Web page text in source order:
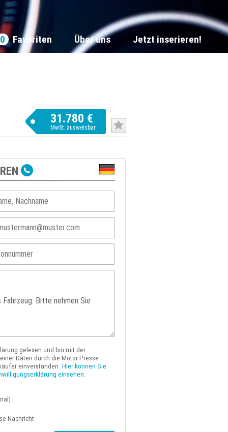
0 Favoriten Über uns Jetzt inserieren!
31.780 €
MwSt. ausweisbar
gelesen und bin mit der
Daten durch die Motor Presse
einverstanden. Hier können Sie
einsehen.
Nachricht